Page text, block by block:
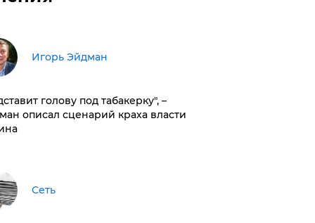
Игорь Эйдман
голову под табакерку", –
описал сценарий краха власти
Сеть